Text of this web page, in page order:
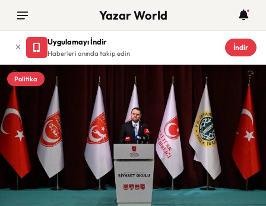
Yazar World
Uygulamayı İndir
Haberleri anında takip edin
İndir
Politika